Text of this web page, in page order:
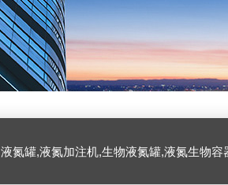
液氮罐,液氮加注机,生物液氮罐,液氮生物容器,